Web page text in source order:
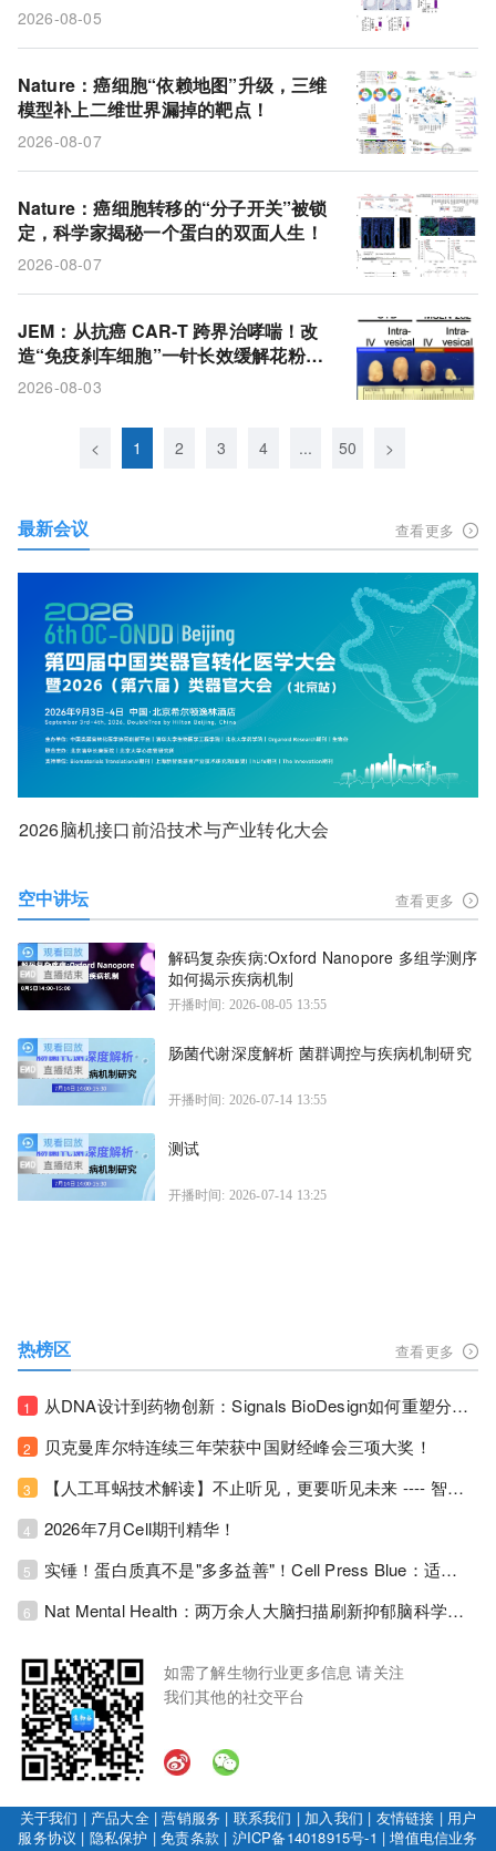
2026-08-05
Nature：癌细胞“依赖地图”升级，三维
模型补上二维世界漏掉的靶点！
2026-08-07
Nature：癌细胞转移的“分子开关”被锁
定，科学家揭秘一个蛋白的双面人生！
2026-08-07
JEM：从抗癌 CAR-T 跨界治哮喘！改
造“免疫刹车细胞”一针长效缓解花粉过
敏
2026-08-03
< 1 2 3 4 ... 50 >
最新会议 查看更多
2026脑机接口前沿技术与产业转化大会
空中讲坛 查看更多
解码复杂疾病:Oxford Nanopore 多组学测序
如何揭示疾病机制
开播时间: 2026-08-05 13:55
肠菌代谢深度解析 菌群调控与疾病机制研究
开播时间: 2026-07-14 13:55
测试
开播时间: 2026-07-14 13:25
热榜区 查看更多
1 从DNA设计到药物创新：Signals BioDesign如何重塑分子生物学研发生态！
2 贝克曼库尔特连续三年荣获中国财经峰会三项大奖！
3 【人工耳蜗技术解读】不止听见，更要听见未来 ---- 智能耳蜗，开启人工耳蜗技术新纪元！
4 2026年7月Cell期刊精华！
5 实锤！蛋白质真不是"多多益善"！Cell Press Blue：适度限蛋白，反而拉长健康寿命！
6 Nat Mental Health：两万余人大脑扫描刷新抑郁脑科学认知！抑郁不只是情绪病，视觉、运动脑区同步受损！
如需了解生物行业更多信息 请关注
我们其他的社交平台
关于我们 | 产品大全|营销服务 | 联系我们 | 加入我们 | 友情链接 | 用户
服务协议 | 隐私保护 |免责条款 | 沪ICP备14018915号-1 |增值电信业务